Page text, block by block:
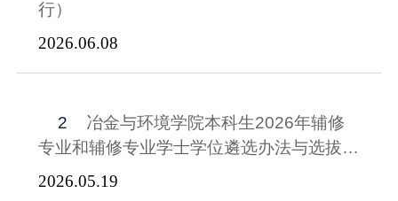
行）
2026.06.08
2
冶金与环境学院本科生2026年辅修
专业和辅修专业学士学位遴选办法与选拔通
知
2026.05.19